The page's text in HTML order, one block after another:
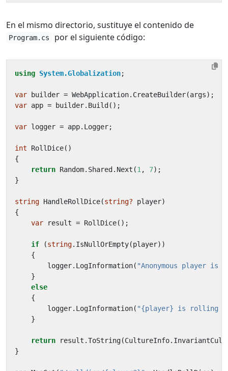
En el mismo directorio, sustituye el contenido de
Program.cs por el siguiente código:
using System.Globalization;
var builder = WebApplication. CreateBuilder(args);
var app = builder. Build ();
var logger = app. Logger;
int RollDice()
{
return Random. Shared . Next (1 , 7);
}
string HandleRollDice(string? player)
{
var
result = RollDice();
if (string. IsNullOrEmpty(player))
{
logger. LogInformation( "Anonymous player
}
else
{
logger. LogInformation( "{player} is rolling
}
return result .ToString(CultureInfo.
}